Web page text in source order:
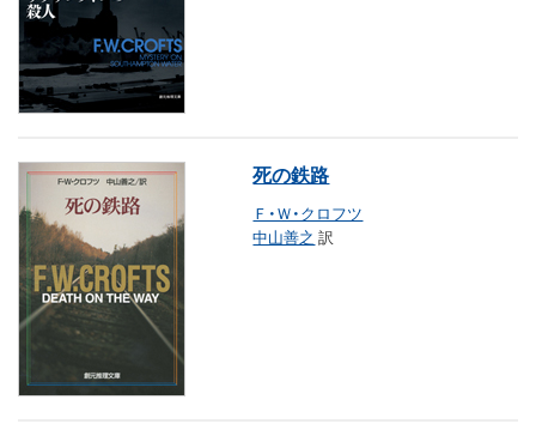
死の鉄路
Ｆ・Ｗ・クロフツ
中山善之 訳